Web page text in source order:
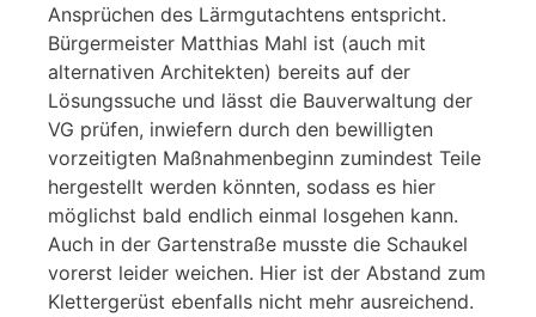
Ansprüchen des Lärmgutachtens entspricht.
Bürgermeister Matthias Mahl ist (auch mit
alternativen Architekten) bereits auf der
Lösungssuche und lässt die Bauverwaltung der
VG prüfen, inwiefern durch den bewilligten
vorzeitigten Maßnahmenbeginn zumindest Teile
hergestellt werden könnten, sodass es hier
möglichst bald endlich einmal losgehen kann.
Auch in der Gartenstraße musste die Schaukel
vorerst leider weichen. Hier ist der Abstand zum
Klettergerüst ebenfalls nicht mehr ausreichend.